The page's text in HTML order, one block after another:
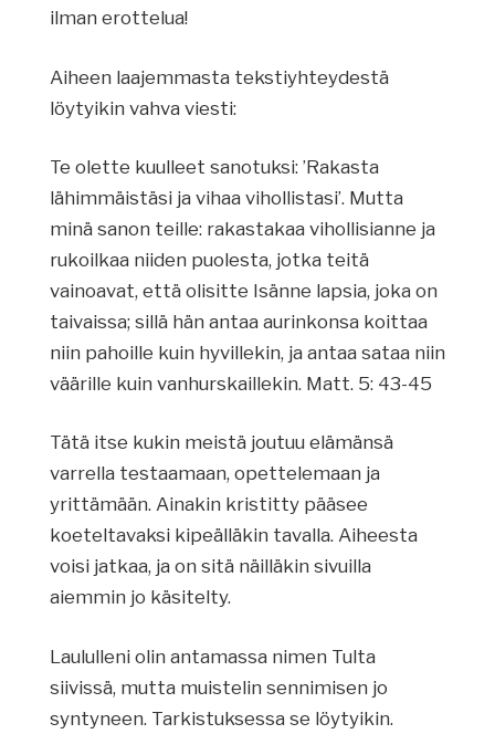
ilman erottelua!
Aiheen laajemmasta tekstiyhteydestä
löytyikin vahva viesti:
Te olette kuulleet sanotuksi: ’Rakasta
lähimmäistäsi ja vihaa vihollistasi’. Mutta
minä sanon teille: rakastakaa vihollisianne ja
rukoilkaa niiden puolesta, jotka teitä
vainoavat, että olisitte Isänne lapsia, joka on
taivaissa; sillä hän antaa aurinkonsa koittaa
niin pahoille kuin hyvillekin, ja antaa sataa niin
väärille kuin vanhurskaillekin. Matt. 5: 43-45
Tätä itse kukin meistä joutuu elämänsä
varrella testaamaan, opettelemaan ja
yrittämään. Ainakin kristitty pääsee
koeteltavaksi kipeälläkin tavalla. Aiheesta
voisi jatkaa, ja on sitä näilläkin sivuilla
aiemmin jo käsitelty.
Laululleni olin antamassa nimen Tulta
siivissä, mutta muistelin sennimisen jo
syntyneen. Tarkistuksessa se löytyikin.